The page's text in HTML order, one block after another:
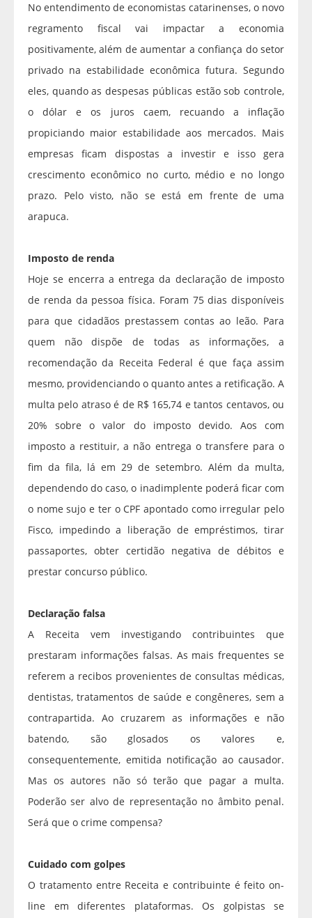
No entendimento de economistas catarinenses, o novo
regramento fiscal vai impactar a economia
positivamente, além de aumentar a confiança do setor
privado na estabilidade econômica futura. Segundo
eles, quando as despesas públicas estão sob controle,
o dólar e os juros caem, recuando a inflação
propiciando maior estabilidade aos mercados. Mais
empresas ficam dispostas a investir e isso gera
crescimento econômico no curto, médio e no longo
prazo. Pelo visto, não se está em frente de uma
arapuca.
Imposto de renda
Hoje se encerra a entrega da declaração de imposto
de renda da pessoa física. Foram 75 dias disponíveis
para que cidadãos prestassem contas ao leão. Para
quem não dispõe de todas as informações, a
recomendação da Receita Federal é que faça assim
mesmo, providenciando o quanto antes a retificação. A
multa pelo atraso é de R$ 165,74 e tantos centavos, ou
20% sobre o valor do imposto devido. Aos com
imposto a restituir, a não entrega o transfere para o
fim da fila, lá em 29 de setembro. Além da multa,
dependendo do caso, o inadimplente poderá ficar com
o nome sujo e ter o CPF apontado como irregular pelo
Fisco, impedindo a liberação de empréstimos, tirar
passaportes, obter certidão negativa de débitos e
prestar concurso público.
Declaração falsa
A Receita vem investigando contribuintes que
prestaram informações falsas. As mais frequentes se
referem a recibos provenientes de consultas médicas,
dentistas, tratamentos de saúde e congêneres, sem a
contrapartida. Ao cruzarem as informações e não
batendo, são glosados os valores e,
consequentemente, emitida notificação ao causador.
Mas os autores não só terão que pagar a multa.
Poderão ser alvo de representação no âmbito penal.
Será que o crime compensa?
Cuidado com golpes
O tratamento entre Receita e contribuinte é feito on-
line em diferentes plataformas. Os golpistas se